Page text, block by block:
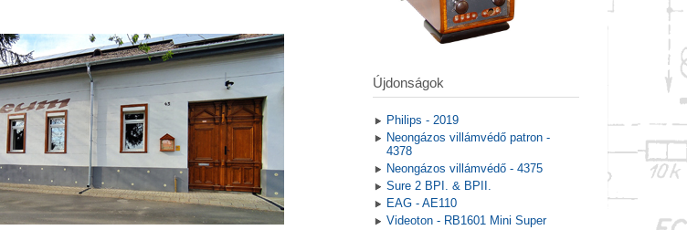
Újdonságok
Philips - 2019
Neongázos villámvédő patron -
4378
Neongázos villámvédő - 4375
Sure 2 BPI. & BPII.
EAG - AE110
Videoton - RB1601 Mini Super